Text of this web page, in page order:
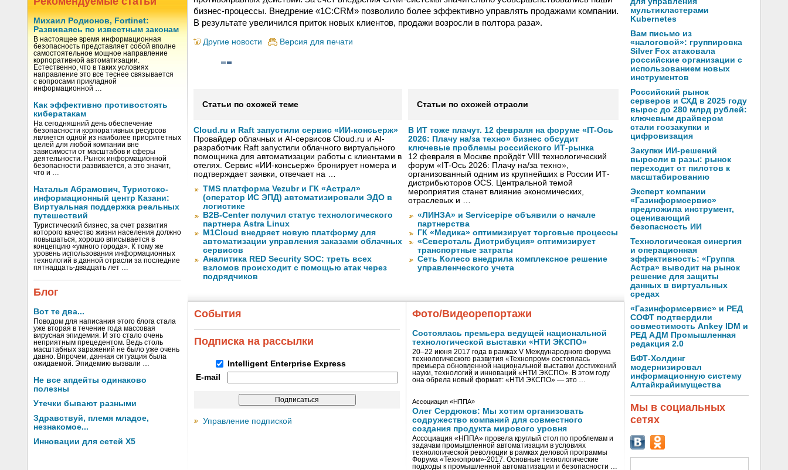
Михаил Родионов, Fortinet:
Развиваясь по известным законам
В настоящее время информационная
безопасность представляет собой вполне
самостоятельное мощное направление
корпоративной автоматизации.
Естественно, что в таких условиях
направление это все теснее связывается
с вопросами прикладной
информационной …
Как эффективно противостоять
кибератакам
На сегодняшний день обеспечение
безопасности корпоративных ресурсов
является одной из наиболее приоритетных
целей для любой компании вне
зависимости от масштабов и сферы
деятельности. Рынок информационной
безопасности развивается, а это значит,
что и …
Наталья Абрамович, Туристско-
информационный центр Казани:
Виртуальная поддержка реальных
путешествий
Туристический бизнес, за счет развития
которого качество жизни населения должно
повышаться, хорошо вписывается в
концепцию «умного города». К тому же
уровень использования информационных
технологий в данной отрасли за последние
пятнадцать-двадцать лет …
Блог
Вот те два...
Поводом для написания этого блога стала
уже вторая в течение года массовая
вирусная эпидемия. И это стало очень
неприятным прецедентом. Ведь столь
масштабных заражений не было уже очень
давно. Впрочем, данная ситуация была
ожидаемой. Эпидемию вызвали …
Не все апдейты одинаково
полезны
Утечки бывают разными
Здравствуй, племя младое,
незнакомое...
Инновации для сетей X5
бизнес-процессы. Внедрение «1С:CRM» позволило более эффективно управлять продажами компании.
В результате увеличился приток новых клиентов, продажи возросли в полтора раза».
Другие новости Версия для печати
Статьи по схожей теме
Cloud.ru и Raft запустили сервис «ИИ-консьерж»
Провайдер облачных и AI-сервисов Cloud.ru и AI-
разработчик Raft запустили облачного виртуального
помощника для автоматизации работы с клиентами в
отелях. Сервис «ИИ-консьерж» бронирует номера и
подтверждает заявки, отвечает на …
TMS платформа Vezubr и ГК «Астрал»
(оператор ИС ЭПД) автоматизировали ЭДО в
логистике
B2B-Center получил статус технологического
партнера Astra Linux
M1Cloud внедряет новую платформу для
автоматизации управления заказами облачных
сервисов
Аналитика RED Security SOC: треть всех
взломов происходит с помощью атак через
подрядчиков
Статьи по схожей отрасли
В ИТ тоже плачут. 12 февраля на форуме «IT-Ось
2026: Плачу на/за техно» бизнес обсудит
ключевые проблемы российского ИТ-рынка
12 февраля в Москве пройдёт VIII технологический
форум «IT-Ось 2026: Плачу на/за техно»,
организованный одним из крупнейших в России ИТ-
дистрибьюторов OCS. Центральной темой
мероприятия станет влияние экономических,
отраслевых и …
«ЛИНЗА» и Servicepipe объявили о начале
партнерства
ГК «Медика» оптимизирует торговые процессы
«Северсталь Дистрибуция» оптимизирует
транспортные затраты
Сеть Колесо внедрила комплексное решение
управленческого учета
События
Подписка на рассылки
Intelligent Enterprise Express
E-mail
Управление подпиской
Фото/Видеорепортажи
Состоялась премьера ведущей национальной
технологической выставки «НТИ ЭКСПО»
20–22 июня 2017 года в рамках V Международного форума
технологического развития «Технопром» состоялась
премьера обновленной национальной выставки достижений
науки, технологий и инноваций «НТИ ЭКСПО». В этом году
она обрела новый формат: «НТИ ЭКСПО» — это …
Ассоциация «НППА»
Олег Сердюков: Мы хотим организовать
содружество компаний для совместного
создания продукта мирового уровня
Ассоциация «НППА» провела круглый стол по проблемам и
задачам промышленной автоматизации в условиях
технологической революции в рамках деловой программы
Форума «Технопром»-2017. Основные технологические
подходы к промышленной автоматизации и безопасности …
мультикластерами
Kubernetes
Вам письмо из
«налоговой»: группировка
Silver Fox атаковала
российские организации с
использованием новых
инструментов
Российский рынок
серверов и СХД в 2025 году
вырос до 280 млрд рублей:
ключевым драйвером
стали госзакупки и
цифровизация
Закупки ИИ-решений
выросли в разы: рынок
переходит от пилотов к
масштабированию
Эксперт компании
«Газинформсервис»
предложила инструмент,
оценивающий
безопасность ИИ
Технологическая синергия
и операционная
эффективность: «Группа
Астра» выводит на рынок
решение для защиты
данных в виртуальных
средах
«Газинформсервис» и РЕД
СОФТ подтвердили
совместимость Ankey IDM и
РЕД АДМ Промышленная
редакция 2.0
БФТ-Холдинг
модернизировал
информационную систему
Алтайкрайимущества
Мы в социальных
сетях